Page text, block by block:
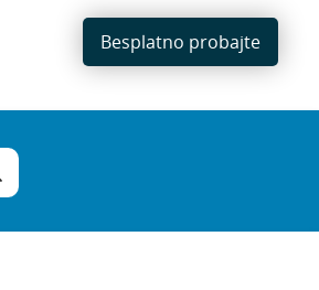
Besplatno probajte